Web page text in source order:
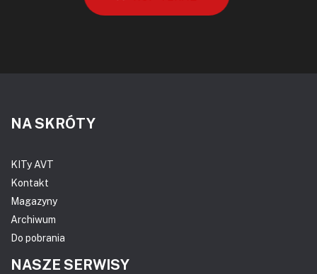
NA SKRÓTY
KITy AVT
Kontakt
Magazyny
Archiwum
Do pobrania
NASZE SERWISY